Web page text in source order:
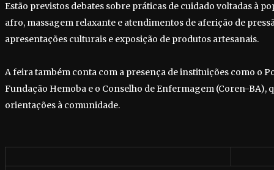
Estão previstos debates sobre práticas de cuidado voltadas à
afro, massagem relaxante e atendimentos de aferição de
apresentações culturais e exposição de produtos artesanais.
A feira também conta com a presença de instituições como o
Fundação Hemoba e o Conselho de Enfermagem (Coren-BA),
orientações à comunidade.